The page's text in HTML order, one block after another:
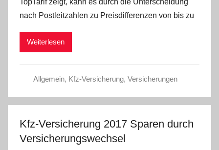
C
W
nach Postleitzahlen zu Preisdifferenzen von bis zu
Weiterlesen
Allgemein, Kfz-Versicherung, Versicherungen
Kfz-Versicherung 2017 Sparen durch
Versicherungswechsel